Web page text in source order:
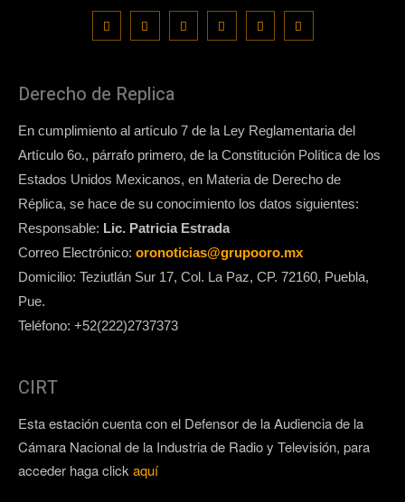
Derecho de Replica
En cumplimiento al artículo 7 de la Ley Reglamentaria del
Artículo 6o., párrafo primero, de la Constitución Política de los
Estados Unidos Mexicanos, en Materia de Derecho de
Réplica, se hace de su conocimiento los datos siguientes:
Responsable: Lic. Patricia Estrada
Correo Electrónico: oronoticias@grupooro.mx
Domicilio: Teziutlán Sur 17, Col. La Paz, CP. 72160, Puebla,
Pue.
Teléfono: +52(222)2737373
CIRT
Esta estación cuenta con el Defensor de la Audiencia de la
Cámara Nacional de la Industria de Radio y Televisión, para
acceder haga clickaquí